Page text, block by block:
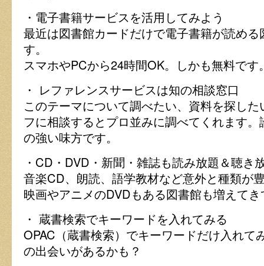
・電子書籍サービスを活用してみよう
最近は図書館カードだけで電子書籍が読め
す。
スマホやPCから24時間OK。しかも無料で
・ レファレンスサービスは知の相談窓口
このテーマについて調べたい、資料を探し
フに相談するとプロ並みに調べてくれます
の強い味方です。
・CD・DVD・新聞・雑誌も読み放題＆聴き
音楽CD、朗読、語学教材など意外と種類が
映画やアニメのDVDもある図書館も増えて
・ 蔵書検索でキーワードを入れてみる
OPAC（蔵書検索）でキーワードだけ入れて
の出会いがあるかも？